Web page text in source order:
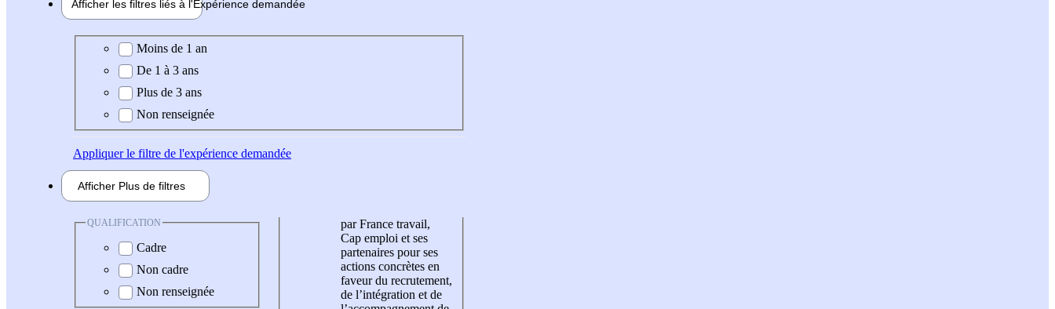
Afficher les filtres liés à l'Expérience demandée
Expérience demandée
Moins de 1 an
De 1 à 3 ans
Plus de 3 ans
Non renseignée
Appliquerle filtre de l'expérience demandée
Afficher Plus de filtres
QUALIFICATION
Cadre
Non cadre
Non renseignée
par France travail,
Cap emploi et ses
partenaires pour ses
actions concrètes en
faveur du recrutement,
de l’intégration et de